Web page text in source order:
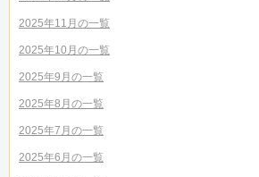
2025年11月の一覧
2025年10月の一覧
2025年9月の一覧
2025年8月の一覧
2025年7月の一覧
2025年6月の一覧